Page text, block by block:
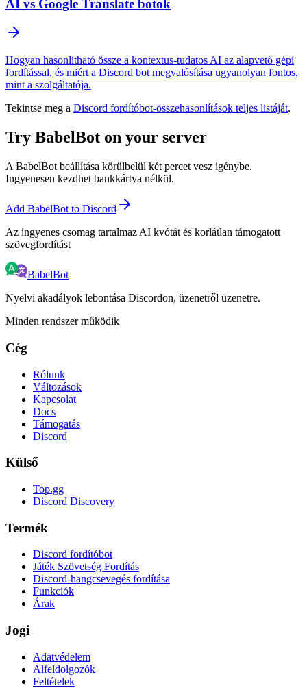
AI vs Google Translate botok
Hogyan hasonlítható össze a kontextus-tudatos AI az alapvető gépi
fordítással, és miért a Discord bot megvalósítása ugyanolyan fontos,
mint a szolgáltatója.
Tekintse meg a Discord fordítóbot-összehasonlítások teljes listáját.
Try BabelBot on your server
A BabelBot beállítása körülbelül két percet vesz igénybe.
Ingyenesen kezdhet bankkártya nélkül.
Add BabelBot to Discord
Az ingyenes csomag tartalmaz AI kvótát és korlátlan támogatott
szövegfordítást
BabelBot
Nyelvi akadályok lebontása Discordon, üzenetről üzenetre.
Minden rendszer működik
Cég
Rólunk
Változások
Kapcsolat
Docs
Támogatás
Discord
Külső
Top.gg
Discord Discovery
Termék
Discord fordítóbot
Játék Szövetség Fordítás
Discord-hangcsevegés fordítása
Funkciók
Árak
Jogi
Adatvédelem
Alfeldolgozók
Feltételek